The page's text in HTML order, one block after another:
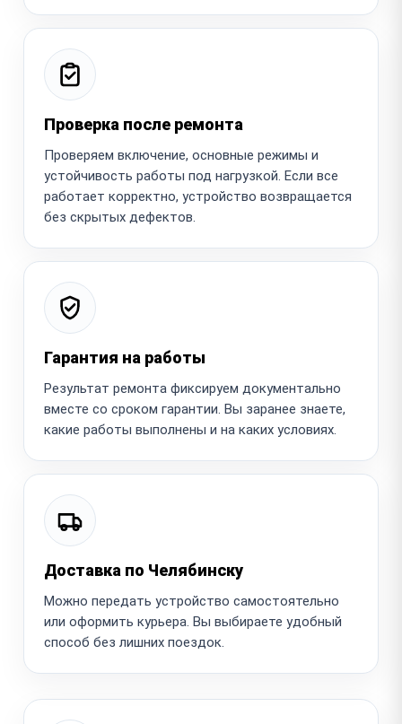
Проверка после ремонта
Проверяем включение, основные режимы и
устойчивость работы под нагрузкой. Если все
работает корректно, устройство возвращается
без скрытых дефектов.
Гарантия на работы
Результат ремонта фиксируем документально
вместе со сроком гарантии. Вы заранее знаете,
какие работы выполнены и на каких условиях.
Доставка по Челябинску
Можно передать устройство самостоятельно
или оформить курьера. Вы выбираете удобный
способ без лишних поездок.